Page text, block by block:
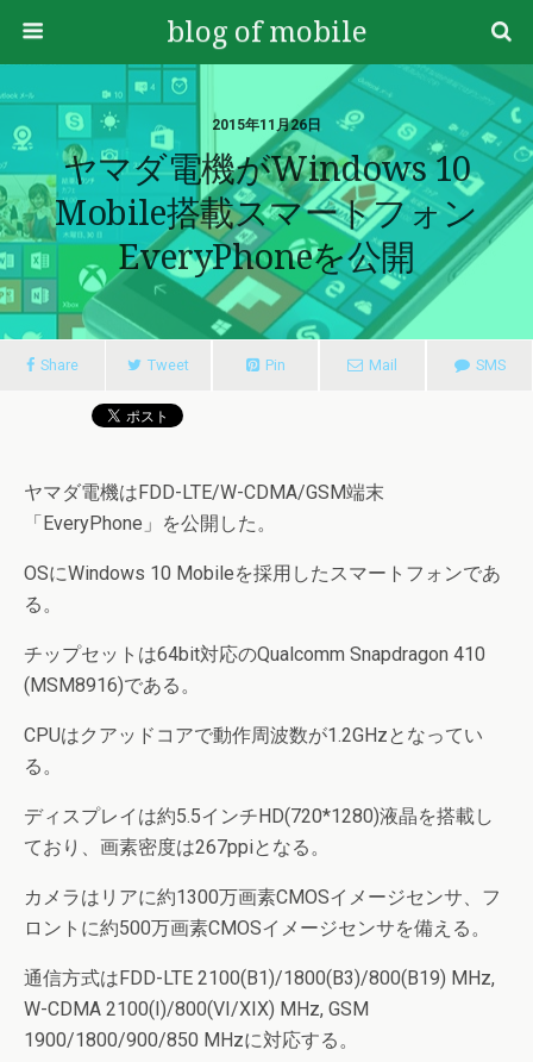
blog of mobile
2015年11月26日
ヤマダ電機がWindows 10
Mobile搭載スマートフォン
EveryPhoneを公開
Share Tweet Pin Mail SMS
ヤマダ電機はFDD-LTE/W-CDMA/GSM端末
「EveryPhone」を公開した。
OSにWindows 10 Mobileを採用したスマートフォンであ
る。
チップセットは64bit対応のQualcomm Snapdragon 410
(MSM8916)である。
CPUはクアッドコアで動作周波数が1.2GHzとなってい
る。
ディスプレイは約5.5インチHD(720*1280)液晶を搭載し
ており、画素密度は267ppiとなる。
カメラはリアに約1300万画素CMOSイメージセンサ、フ
ロントに約500万画素CMOSイメージセンサを備える。
通信方式はFDD-LTE 2100(B1)/1800(B3)/800(B19) MHz,
W-CDMA 2100(I)/800(VI/XIX) MHz, GSM
1900/1800/900/850 MHzに対応する。